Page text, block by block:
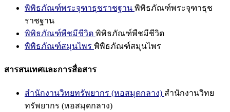
พิพิธภัณฑ์พระจุฑาธุชราชฐาน พิพิธภัณฑ์พระจุฑาธุช
ราชฐาน
พิพิธภัณฑ์พืชมีชีวิต พิพิธภัณฑ์พืชมีชีวิต
พิพิธภัณฑ์สมุนไพร พิพิธภัณฑ์สมุนไพร
สารสนเทศและการสื่อสาร
สำนักงานวิทยทรัพยากร (หอสมุดกลาง) สำนักงานวิทย
ทรัพยากร (หอสมุดกลาง)